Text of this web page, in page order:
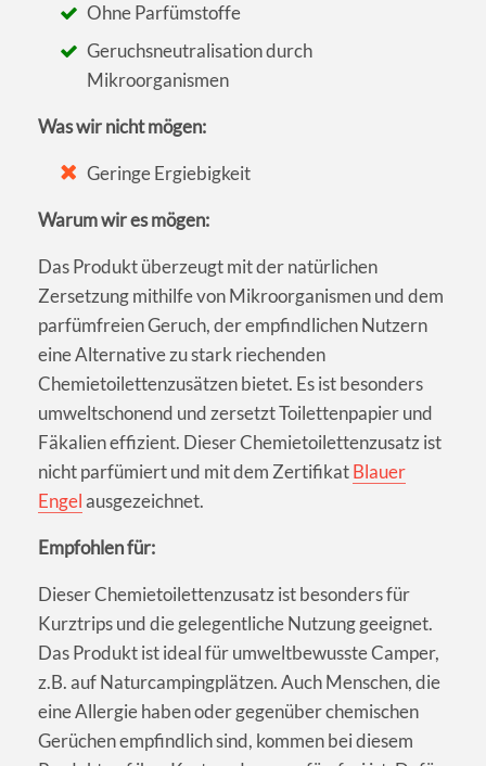
Ohne Parfümstoffe
Geruchsneutralisation durch
Mikroorganismen
Was wir nicht mögen:
Geringe Ergiebigkeit
Warum wir es mögen:
Das Produkt überzeugt mit der natürlichen
Zersetzung mithilfe von Mikroorganismen und dem
parfümfreien Geruch, der empfindlichen Nutzern
eine Alternative zu stark riechenden
Chemietoilettenzusätzen bietet. Es ist besonders
umweltschonend und zersetzt Toilettenpapier und
Fäkalien effizient. Dieser Chemietoilettenzusatz ist
nicht parfümiert und mit dem ZertifikatBlauer
Engelausgezeichnet.
Empfohlen für:
Dieser Chemietoilettenzusatz ist besonders für
Kurztrips und die gelegentliche Nutzung geeignet.
Das Produkt ist ideal für umweltbewusste Camper,
z.B. auf Naturcampingplätzen. Auch Menschen, die
eine Allergie haben oder gegenüber chemischen
Gerüchen empfindlich sind, kommen bei diesem